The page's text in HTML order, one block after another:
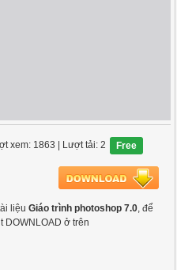
xem: 1863 | Lượt tải: 2 Free
liệuGiáo trình photoshop 7.0, để
DOWNLOAD ở trên